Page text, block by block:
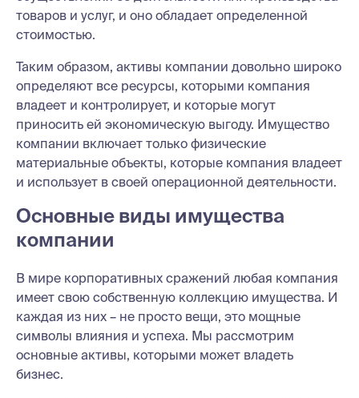
товаров и услуг, и оно обладает определенной
стоимостью.
Таким образом, активы компании довольно широко
определяют все ресурсы, которыми компания
владеет и контролирует, и которые могут
приносить ей экономическую выгоду. Имущество
компании включает только физические
материальные объекты, которые компания владеет
и использует в своей операционной деятельности.
Основные виды имущества
компании
В мире корпоративных сражений любая компания
имеет свою собственную коллекцию имущества. И
каждая из них – не просто вещи, это мощные
символы влияния и успеха. Мы рассмотрим
основные активы, которыми может владеть
бизнес.